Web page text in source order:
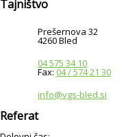
Tajništvo
Prešernova 32
4260 Bled
04 575 34 10
Fax:04 / 574 21 30
info@vgs-bled.si
Referat